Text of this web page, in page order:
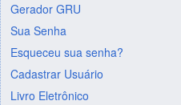
Gerador GRU
Sua Senha
Esqueceu sua senha?
Cadastrar Usuário
Livro Eletrônico